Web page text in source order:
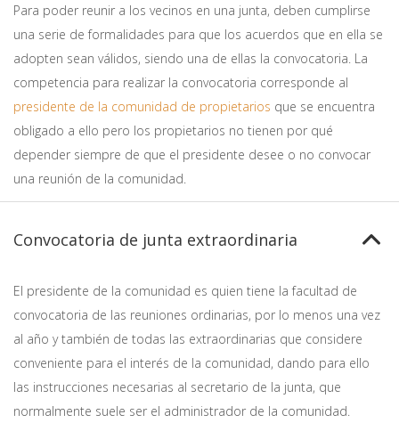
Para poder reunir a los vecinos en una junta, deben cumplirse
una serie de formalidades para que los acuerdos que en ella se
adopten sean válidos, siendo una de ellas la convocatoria. La
competencia para realizar la convocatoria corresponde al
presidente de la comunidad de propietarios que se encuentra
obligado a ello pero los propietarios no tienen por qué
depender siempre de que el presidente desee o no convocar
una reunión de la comunidad.
Convocatoria de junta extraordinaria
El presidente de la comunidad es quien tiene la facultad de
convocatoria de las reuniones ordinarias, por lo menos una vez
al año y también de todas las extraordinarias que considere
conveniente para el interés de la comunidad, dando para ello
las instrucciones necesarias al secretario de la junta, que
normalmente suele ser el administrador de la comunidad.